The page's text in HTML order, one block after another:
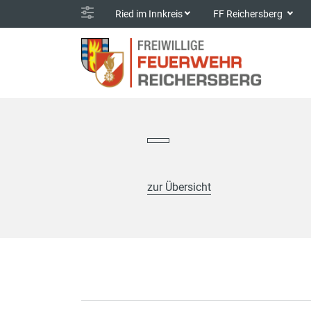
Ried im Innkreis FF Reichersberg
zur Übersicht